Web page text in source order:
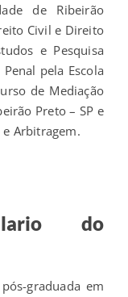
de Ribeirão
Civil e Direito
e Pesquisa
pela Escola
de Mediação
Preto – SP e
Arbitragem.
do
graduada em